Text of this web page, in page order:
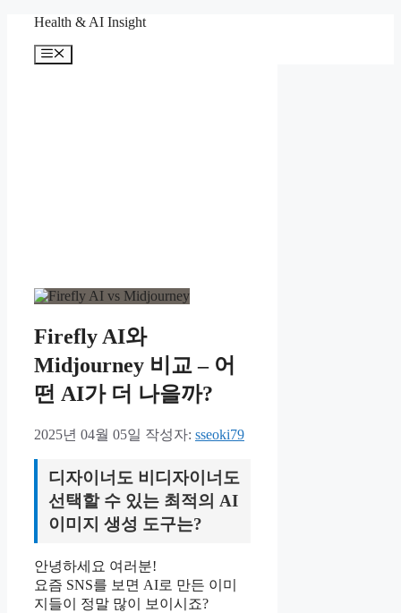
Health & AI Insight
메
Firefly AI와
Midjourney 비교 – 어
떤 AI가 더 나을까?
2025년 04월 05일 작성자: sseoki79
디자이너도 비디자이너도
선택할 수 있는 최적의 AI
이미지 생성 도구는?
안녕하세요 여러분!
요즘 SNS를 보면 AI로 만든 이미
지들이 정말 많이 보이시죠?